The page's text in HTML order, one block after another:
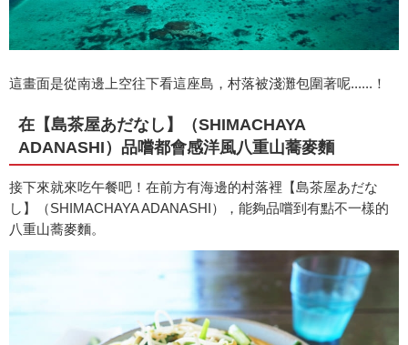
這畫面是從南邊上空往下看這座島，村落被淺灘包圍著呢......！
在【島茶屋あだなし】（SHIMACHAYA
ADANASHI）品嚐都會感洋風八重山蕎麥麵
接下來就來吃午餐吧！在前方有海邊的村落裡【島茶屋あだな
し】（SHIMACHAYA ADANASHI），能夠品嚐到有點不一樣的
八重山蕎麥麵。